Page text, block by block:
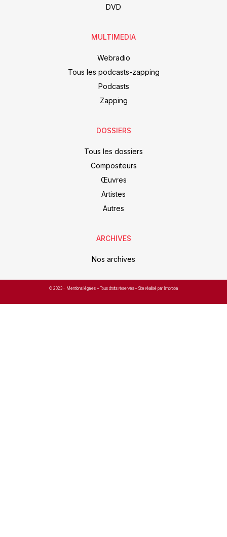
DVD
MULTIMEDIA
Webradio
Tous les podcasts-zapping
Podcasts
Zapping
DOSSIERS
Tous les dossiers
Compositeurs
Œuvres
Artistes
Autres
ARCHIVES
Nos archives
© 2023 – Mentions légales – Tous droits réservés – Site réalisé par Improba